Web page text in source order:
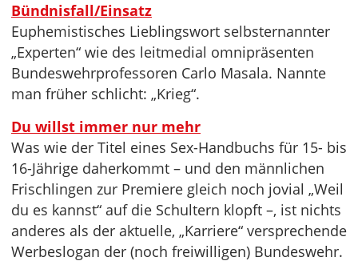
Bündnisfall/Einsatz
Euphemistisches Lieblingswort selbsternannter
„Experten“ wie des leitmedial omnipräsenten
Bundeswehrprofessoren Carlo Masala. Nannte
man früher schlicht: „Krieg“.
Du willst immer nur mehr
Was wie der Titel eines Sex-Handbuchs für 15- bis
16-Jährige daherkommt – und den männlichen
Frischlingen zur Premiere gleich noch jovial „Weil
du es kannst“ auf die Schultern klopft –, ist nichts
anderes als der aktuelle, „Karriere“ versprechende
Werbeslogan der (noch freiwilligen) Bundeswehr.